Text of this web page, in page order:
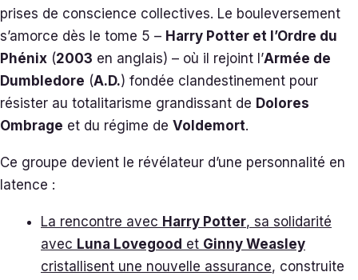
prises de conscience collectives. Le bouleversement
s’amorce dès le tome 5 – Harry Potter et l’Ordre du
Phénix (2003 en anglais) – où il rejoint l’Armée de
Dumbledore (A.D.) fondée clandestinement pour
résister au totalitarisme grandissant de Dolores
Ombrage et du régime de Voldemort.
Ce groupe devient le révélateur d’une personnalité en
latence :
La rencontre avec Harry Potter, sa solidarité
avec Luna Lovegood et Ginny Weasley
cristallisent une nouvelle assurance, construite